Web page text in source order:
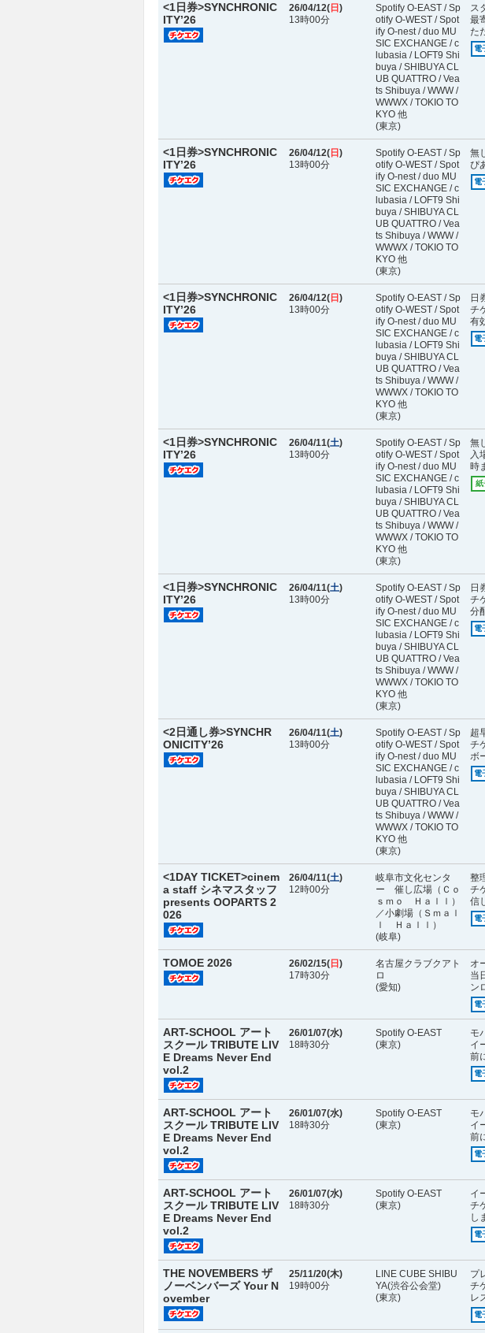
<1日券>SYNCHRONIC
ITY’26
26/04/12( 日 )
13時00分
Spotify O-EAST / Sp
otify O-WEST / Spot
ify O-nest / duo MU
SIC EXCHANGE / c
lubasia / LOFT9 Shi
buya / SHIBUYA CL
UB QUATTRO / Vea
ts Shibuya / WWW /
WWWX / TOKIO TO
KYO 他
(東京)
ス
最
た
電
<1日券>SYNCHRONIC
ITY’26
26/04/12( 日 )
13時00分
Spotify O-EAST / Sp
otify O-WEST / Spot
ify O-nest / duo MU
SIC EXCHANGE / c
lubasia / LOFT9 Shi
buya / SHIBUYA CL
UB QUATTRO / Vea
ts Shibuya / WWW /
WWWX / TOKIO TO
KYO 他
(東京)
無
ぴ
電
<1日券>SYNCHRONIC
ITY’26
26/04/12( 日 )
13時00分
Spotify O-EAST / Sp
otify O-WEST / Spot
ify O-nest / duo MU
SIC EXCHANGE / c
lubasia / LOFT9 Shi
buya / SHIBUYA CL
UB QUATTRO / Vea
ts Shibuya / WWW /
WWWX / TOKIO TO
KYO 他
(東京)
日
チ
有
電
<1日券>SYNCHRONIC
ITY’26
26/04/11(土)
13時00分
Spotify O-EAST / Sp
otify O-WEST / Spot
ify O-nest / duo MU
SIC EXCHANGE / c
lubasia / LOFT9 Shi
buya / SHIBUYA CL
UB QUATTRO / Vea
ts Shibuya / WWW /
WWWX / TOKIO TO
KYO 他
(東京)
無
入
時
紙
<1日券>SYNCHRONIC
ITY’26
26/04/11(土)
13時00分
Spotify O-EAST / Sp
otify O-WEST / Spot
ify O-nest / duo MU
SIC EXCHANGE / c
lubasia / LOFT9 Shi
buya / SHIBUYA CL
UB QUATTRO / Vea
ts Shibuya / WWW /
WWWX / TOKIO TO
KYO 他
(東京)
日
チ
分
電
<2日通し券>SYNCHR
ONICITY’26
26/04/11(土)
13時00分
Spotify O-EAST / Sp
otify O-WEST / Spot
ify O-nest / duo MU
SIC EXCHANGE / c
lubasia / LOFT9 Shi
buya / SHIBUYA CL
UB QUATTRO / Vea
ts Shibuya / WWW /
WWWX / TOKIO TO
KYO 他
(東京)
超
チ
ボ
電
<1DAY TICKET>cinem
a staff シネマスタッフ
presents OOPARTS 2
026
26/04/11(土)
12時00分
岐阜市文化センタ
ー 催し広場（Ｃｏ
ｓｍｏ Ｈａｌｌ）
／小劇場（Ｓｍａｌ
ｌ Ｈａｌｌ）
(岐阜)
整
チ
信
電
TOMOE 2026 26/02/15( 日 )
17時30分
名古屋クラブクアト
ロ
(愛知)
オ
当
ン
電
ART-SCHOOL アート
スクール TRIBUTE LIV
E Dreams Never End
vol.2
26/01/07(水)
18時30分
Spotify O-EAST
(東京)
モ
イ
前
電
ART-SCHOOL アート
スクール TRIBUTE LIV
E Dreams Never End
vol.2
26/01/07(水)
18時30分
Spotify O-EAST
(東京)
モ
イ
前
電
ART-SCHOOL アート
スクール TRIBUTE LIV
E Dreams Never End
vol.2
26/01/07(水)
18時30分
Spotify O-EAST
(東京)
イ
チ
し
電
THE NOVEMBERS ザ
ノーベンバーズ Your N
ovember
25/11/20(木)
19時00分
LINE CUBE SHIBU
YA(渋谷公会堂)
(東京)
プ
チ
レ
電